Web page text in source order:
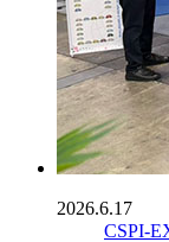
2026.6.17
CSPI-